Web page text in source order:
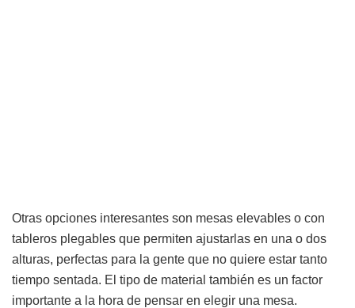
Otras opciones interesantes son mesas elevables o con
tableros plegables que permiten ajustarlas en una o dos
alturas, perfectas para la gente que no quiere estar tanto
tiempo sentada. El tipo de material también es un factor
importante a la hora de pensar en elegir una mesa.